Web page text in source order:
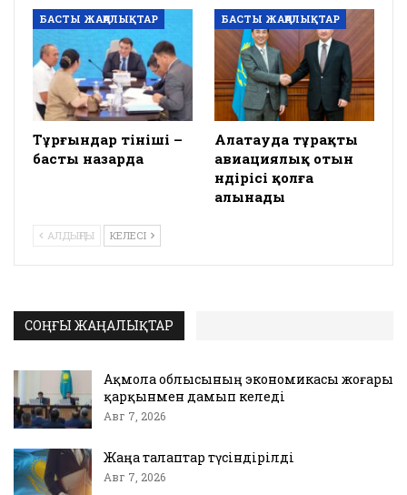
БАСТЫ ЖАҢАЛЫҚТАР
Тұрғындар өтініші –
басты назарда
БАСТЫ ЖАҢАЛЫҚТАР
Алатауда тұрақты
авиациялық отын
өндірісі қолға
алынады
АЛДЫҢҒЫ КЕЛЕСІ
СОҢҒЫ ЖАҢАЛЫҚТАР
Ақмола облысының экономикасы жоғары
қарқынмен дамып келеді
Авг 7, 2026
Жаңа талаптар түсіндірілді
Авг 7, 2026